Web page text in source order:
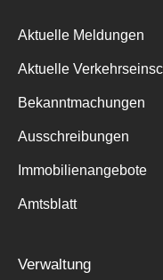
Suche
Aktuelle Meldungen
Aktuelle
Bekanntmachungen
Ausschreibungen
Immobilienangebote
Amtsblatt
Verwaltung